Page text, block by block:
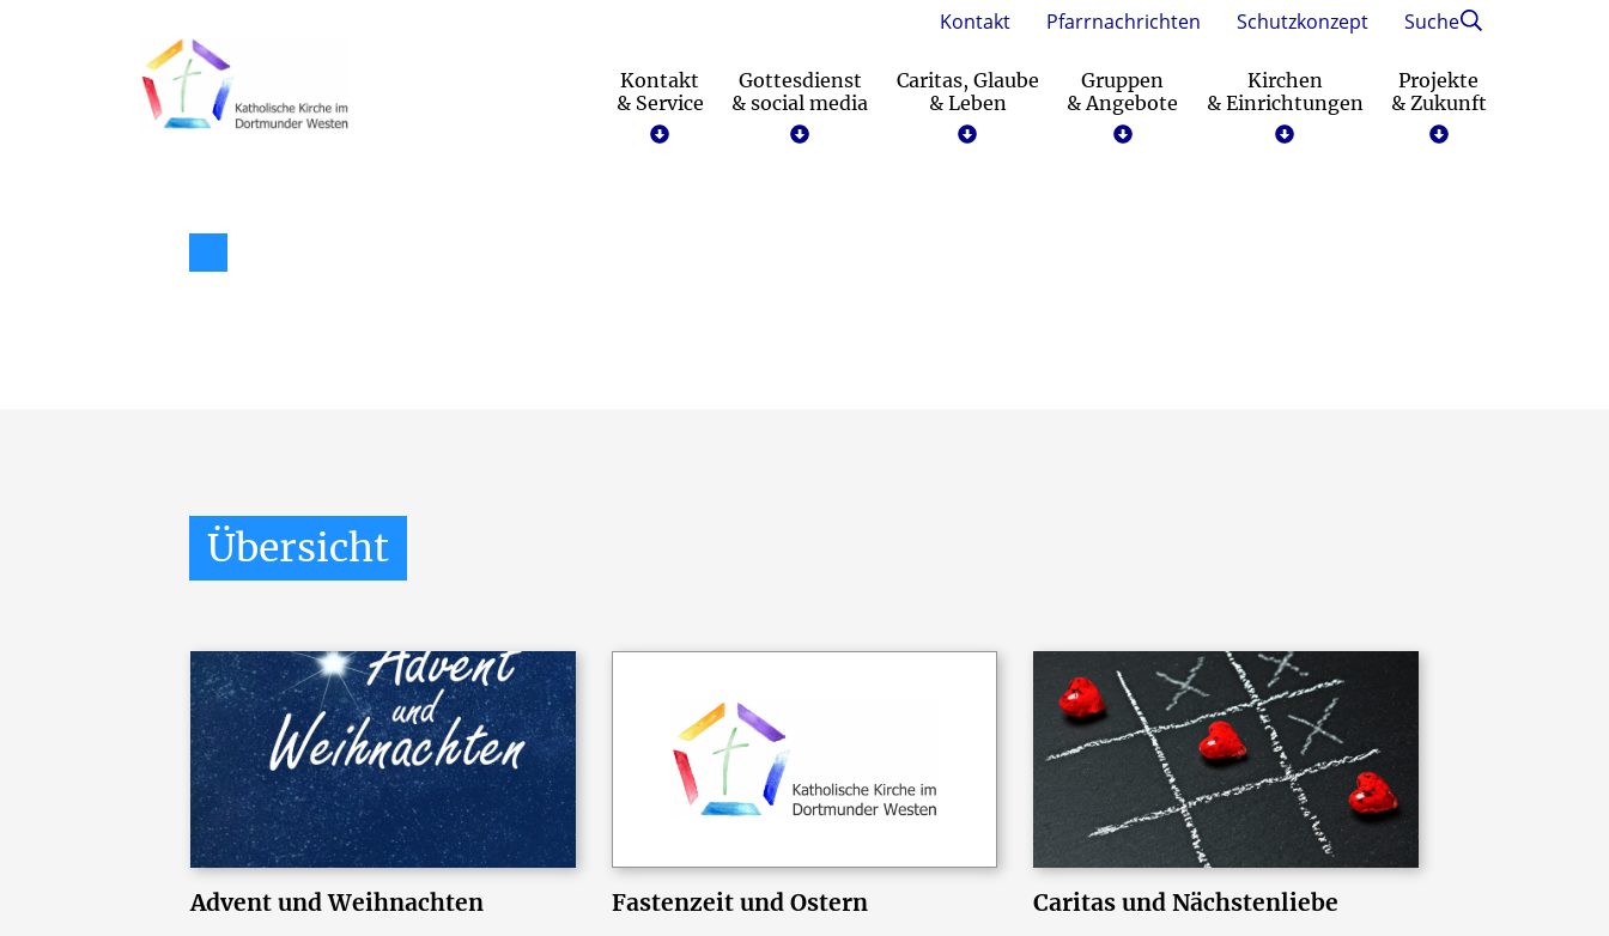
Kontakt
& Service
Gottesdienst
& social media
Caritas, Glaube
& Leben
Gruppen
& Angebote
Kirchen
& Einrichtungen
Projekte
& Zukunft
Kontakt Pfarrnachrichten Schutzkonzept Suche
Übersicht
Advent und Weihnachten Fastenzeit und Ostern Caritas und Nächstenliebe